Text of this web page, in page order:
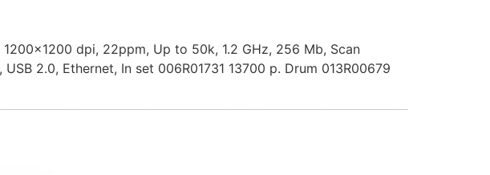
dpi, 22ppm, Up to 50k, 1.2 GHz, 256 Mb, Scan
2.0, Ethernet, In set 006R01731 13700 p. Drum 013R00679